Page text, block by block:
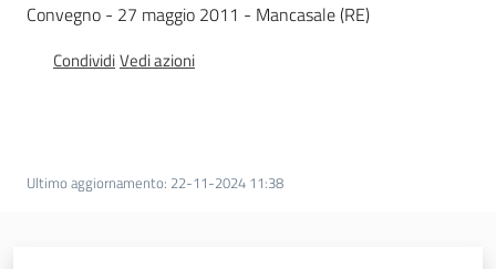
Difesa
sostenibile
sementi
Convegno - 27 maggio 2011 - Mancasale (RE)
CondividiVedi azioni
Ultimo aggiornamento: 22-11-2024 11:38